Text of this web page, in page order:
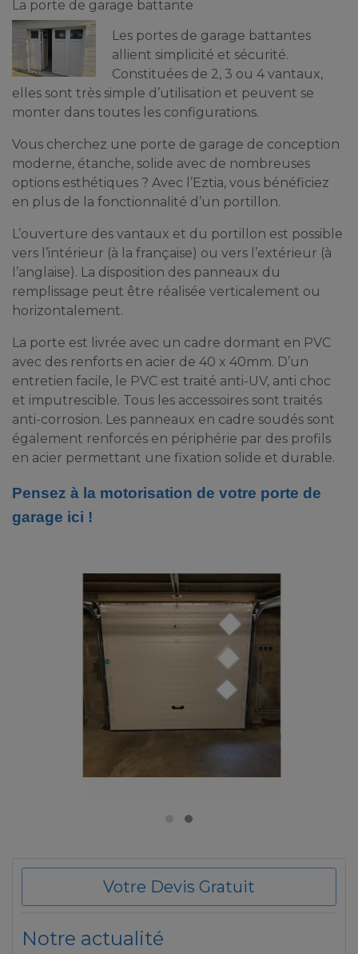
La porte de garage battante
Les portes de garage battantes
allient simplicité et sécurité.
Constituées de 2, 3 ou 4 vantaux,
elles sont très simple d’utilisation et peuvent se
monter dans toutes les configurations.
Vous cherchez une porte de garage de conception
moderne, étanche, solide avec de nombreuses
options esthétiques ? Avec l’Eztia, vous bénéficiez
en plus de la fonctionnalité d’un portillon.
L’ouverture des vantaux et du portillon est possible
vers l’intérieur (à la française) ou vers l’extérieur (à
l’anglaise). La disposition des panneaux du
remplissage peut être réalisée verticalement ou
horizontalement.
La porte est livrée avec un cadre dormant en PVC
avec des renforts en acier de 40 x 40mm. D’un
entretien facile, le PVC est traité anti-UV, anti choc
et imputrescible. Tous les accessoires sont traités
anti-corrosion. Les panneaux en cadre soudés sont
également renforcés en périphérie par des profils
en acier permettant une fixation solide et durable.
Pensez à la motorisation de votre porte de
garage ici !
Votre Devis Gratuit
Notre actualité